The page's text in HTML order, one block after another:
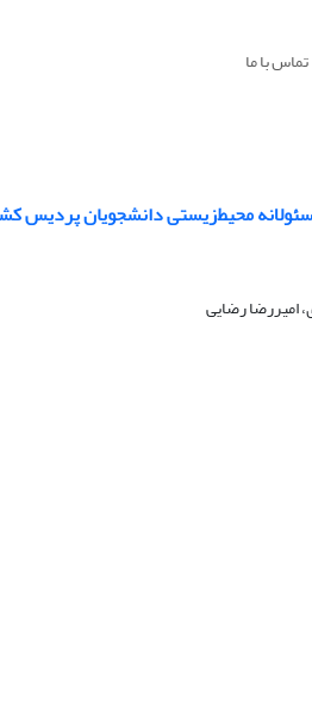
تماس با ما
محیط‌زیستی دانشجویان پردیس
امیررضا رضایی